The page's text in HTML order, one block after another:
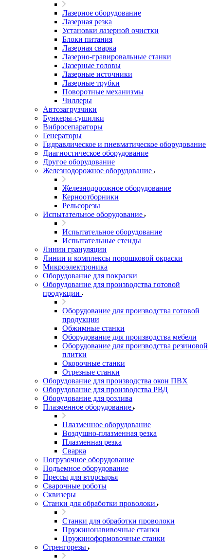
Лазерное оборудование
Лазерная резка
Установки лазерной очистки
Блоки питания
Лазерная сварка
Лазерно-гравировальные станки
Лазерные головы
Лазерные источники
Лазерные трубки
Поворотные механизмы
Чиллеры
Автозагрузчики
Бункеры-сушилки
Вибросепараторы
Генераторы
Гидравлическое и пневматическое оборудование
Диагностическое оборудование
Другое оборудование
Железнодорожное оборудование
Железнодорожное оборудование
Керноотборники
Рельсорезы
Испытательное оборудование
Испытательное оборудование
Испытательные стенды
Линии грануляции
Линии и комплексы порошковой окраски
Микроэлектроника
Оборудование для покраски
Оборудование для производства готовой
продукции
Оборудование для производства готовой
продукции
Обжимные станки
Оборудование для производства мебели
Оборудование для производства резиновой
плитки
Окорочные станки
Отрезные станки
Оборудование для производства окон ПВХ
Оборудование для производства РВД
Оборудование для розлива
Плазменное оборудование
Плазменное оборудование
Воздушно-плазменная резка
Плазменная резка
Сварка
Погрузочное оборудование
Подъемное оборудование
Прессы для вторсырья
Сварочные роботы
Сквизеры
Станки для обработки проволоки
Станки для обработки проволоки
Пружинонавивочные станки
Пружиноформовочные станки
Стренгорезы